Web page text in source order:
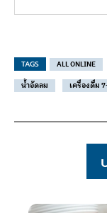
TAGS ALL ONLINE
น้ำอัดลม
เครื่องดื่ม